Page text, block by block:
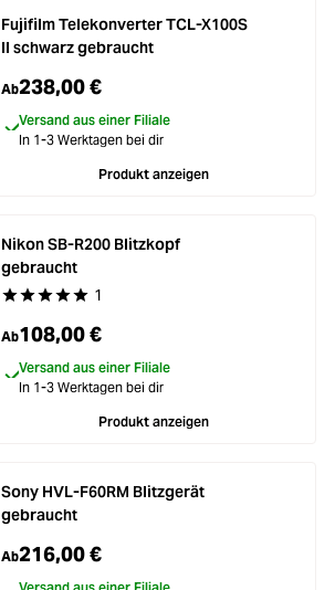
Fujifilm Telekonverter TCL-X100S
II schwarz gebraucht
Ab238,00 €
Versand aus einer Filiale
In 1-3 Werktagen bei dir
Produkt anzeigen
Durchschnittliche Bewertung von 5 von 5
1
Nikon SB-R200 Blitzkopf
gebraucht
Ab108,00 €
Versand aus einer Filiale
In 1-3 Werktagen bei dir
Produkt anzeigen
Sony HVL-F60RM Blitzgerät
gebraucht
Ab216,00 €